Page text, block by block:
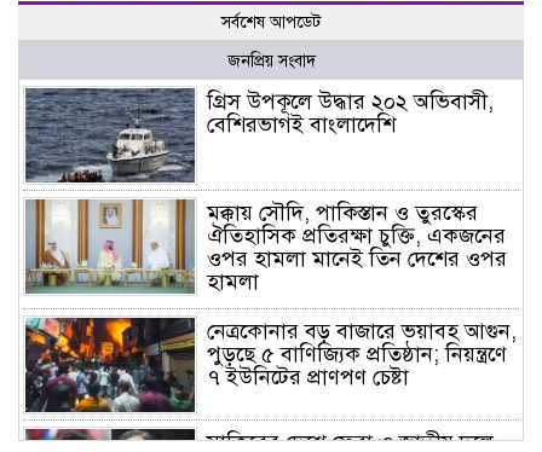
সর্বশেষ আপডেট
জনপ্রিয় সংবাদ
গ্রিস উপকূলে উদ্ধার ২০২ অভিবাসী,
বেশিরভাগই বাংলাদেশি
মক্কায় সৌদি, পাকিস্তান ও তুরস্কের
ঐতিহাসিক প্রতিরক্ষা চুক্তি, একজনের
ওপর হামলা মানেই তিন দেশের ওপর
হামলা
নেত্রকোনার বড় বাজারে ভয়াবহ আগুন,
পুড়ছে ৫ বাণিজ্যিক প্রতিষ্ঠান; নিয়ন্ত্রণে
৭ ইউনিটের প্রাণপণ চেষ্টা
সাকিবের দেশে ফেরা ও জাতীয় দলে